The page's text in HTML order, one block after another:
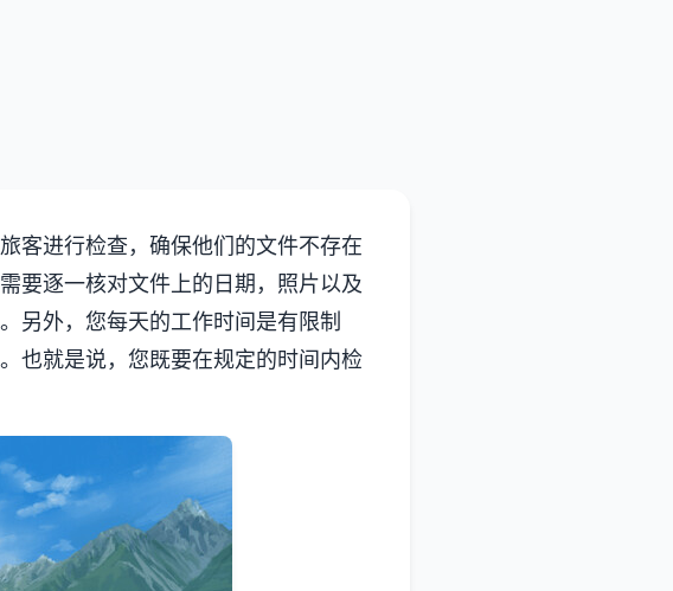
客进行检查，确保他们的文件不存在
要逐一核对文件上的日期，照片以及
另外，您每天的工作时间是有限制
也就是说，您既要在规定的时间内检